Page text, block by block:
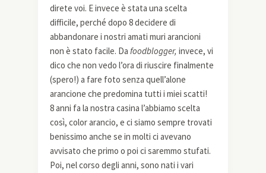
direte voi. E invece è stata una scelta
difficile, perché dopo 8 decidere di
abbandonare i nostri amati muri arancioni
non è stato facile. Da foodblogger, invece, vi
dico che non vedo l’ora di riuscire finalmente
(spero!) a fare foto senza quell’alone
arancione che predomina tutti i miei scatti!
8 anni fa la nostra casina l’abbiamo scelta
così, color arancio, e ci siamo sempre trovati
benissimo anche se in molti ci avevano
avvisato che primo o poi ci saremmo stufati.
Poi, nel corso degli anni, sono nati i vari